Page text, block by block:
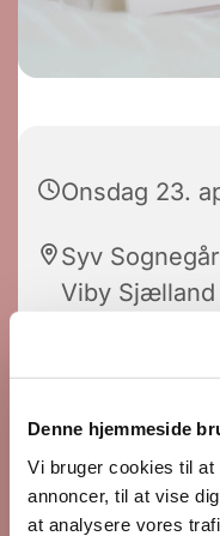
Denne hjemmeside
Vi bruger cookies til
annoncer, til at vise
at analysere vores
Onsdag 23.
Syv
Viby Sjælland